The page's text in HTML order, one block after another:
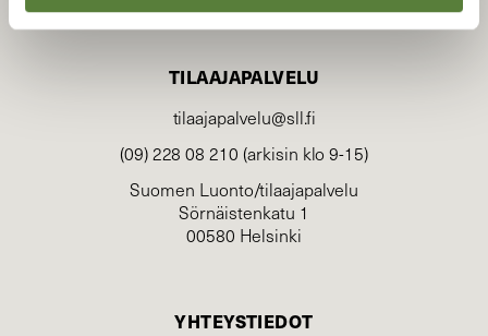
TILAAJAPALVELU
tilaajapalvelu@sll.fi
(09) 228 08 210 (arkisin klo 9-15)
Suomen Luonto/tilaajapalvelu
Sörnäistenkatu 1
00580 Helsinki
YHTEYSTIEDOT